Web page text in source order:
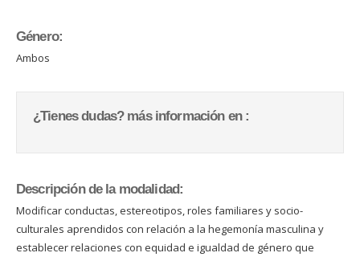
Género:
Ambos
¿Tienes dudas? más información en :
Descripción de la modalidad:
Modificar conductas, estereotipos, roles familiares y socio-
culturales aprendidos con relación a la hegemonía masculina y
establecer relaciones con equidad e igualdad de género que